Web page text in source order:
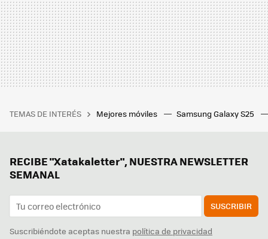
TEMAS DE INTERÉS Mejores móviles Samsung Galaxy S25
RECIBE "Xatakaletter", NUESTRA NEWSLETTER
SEMANAL
SUSCRIBIR
Suscribiéndote aceptas nuestra política de privacidad